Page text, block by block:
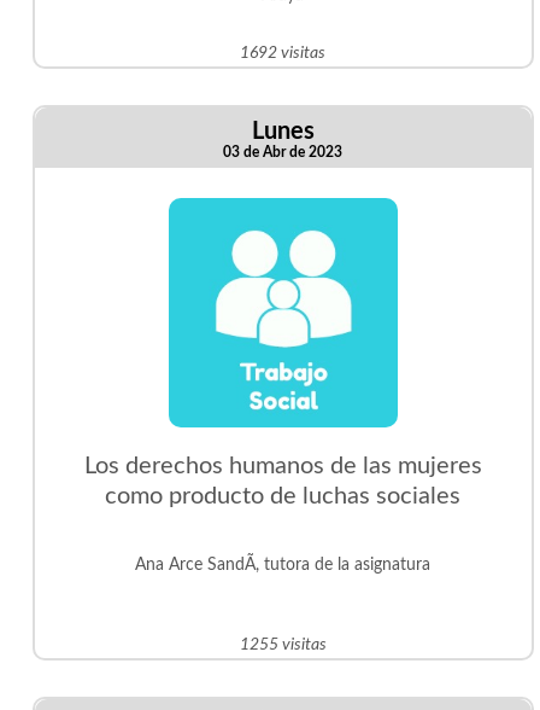
1692 visitas
Lunes
03 de Abr de 2023
Los derechos humanos de las mujeres
como producto de luchas sociales
Ana Arce SandÃ­, tutora de la asignatura
1255 visitas